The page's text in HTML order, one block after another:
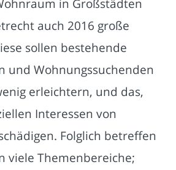
in Großstädten
auch 2016 große
sollen bestehende
und Wohnungssuchenden
erleichtern, und das,
Interessen von
Folglich betreffen
viele Themenbereiche;